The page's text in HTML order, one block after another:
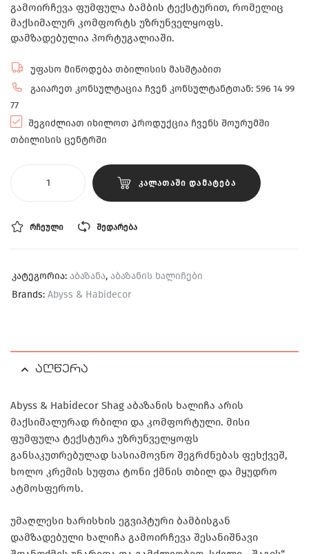
გამოირჩევა ფუმფულა ბამბის ტექსტურით, რომელიც
მაქსიმალურ კომფორტს უზრუნველყოფს.
დამზადებულია პორტუგალიაში.
უფასო მიწოდება თბილისის მასშტაბით
გაიარეთ კონსულტაცია ჩვენ კონსულტანტთან: 596 14 99
77
შეგიძლიათ იხილოთ პროდუქცია ჩვენს შოურუმში
თბილისის ცენტრში
ᲙᲐᲚᲐᲗᲐᲨᲘ ᲓᲐᲛᲐᲢᲔᲑᲐ
ᲠᲩᲔᲣᲚᲘ ᲨᲔᲓᲐᲠᲔᲑᲐ
კატეგორია: აბაზანა, აბაზანის ხალიჩები
Brands: Abyss & Habidecor
აღწერა
Abyss & Habidecor Shag აბაზანის ხალიჩა არის
მაქსიმალურად რბილი და კომფორტული. მისი
ფუმფულა ტექსტურა უზრუნველყოფს
განსაკუთრებულად სასიამოვნო შეგრძნებას ფეხქვეშ,
ხოლო კრემის სუფთა ტონი ქმნის თბილ და მყუდრო
ატმოსფეროს.
უმაღლესი ხარისხის ეგვიპტური ბამბისგან
დამზადებული ხალიჩა გამოირჩევა შესანიშნავი